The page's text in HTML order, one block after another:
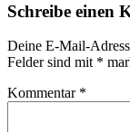
Schreibe einen
Deine E-Mail-
Felder sind mit *
Kommentar *